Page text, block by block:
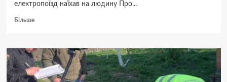
електропоїзд наїхав на людину Про...
БільшеДокладніше
Полтави
молода
жінка
потрапила